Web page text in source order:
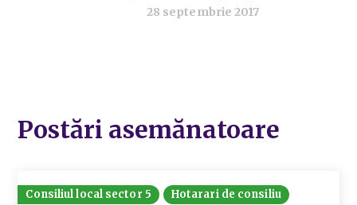
28 septembrie 2017
Postări asemănatoare
Consiliul local sector 5
Hotarari de consiliu